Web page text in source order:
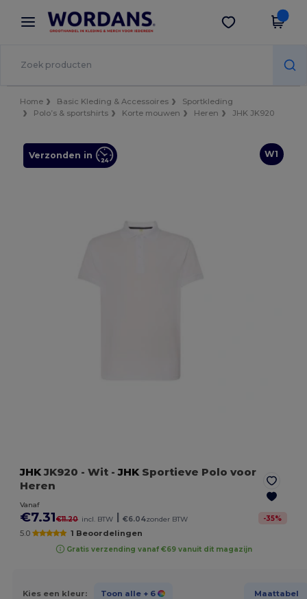
× Wordans-app
Betere prijzen in de app!
Download app
Home Basic Kleding & Accessoires
Sportkleding
Polo’s & sportshirts
Korte mouwen Heren JHK JK920
W1
Verzonden in
JHKJK920 - Wit -JHK Sportieve Polo voor
Heren
Vanaf
€7.31€11.20 incl. BTW | €6.04zonder BTW -35%
5.0 1 Beoordelingen
Gratis verzending vanaf €69 vanuit dit magazijn
Kies een kleur: Toon alle + 6 Maattabel